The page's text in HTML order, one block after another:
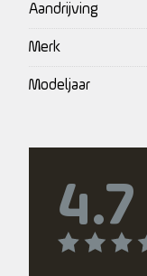
Aandrijving
Merk
Modeljaar
4.7